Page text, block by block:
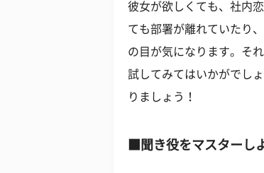
彼女が欲しくても、社内
ても部署が離れていたり
の目が気になります。そ
試してみてはいかがでし
りましょう！
■聞き役をマスターし